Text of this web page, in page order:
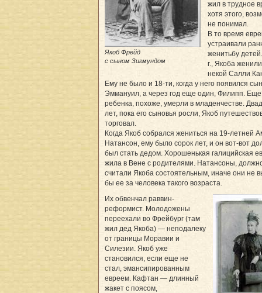
Якоб Фрейд
с сыном Зигмундом
жил в трудное
хотя этого,
не понимал.
В то время
устраивали
женитьбу
г., Якоба
некой Салли
Ему не было и 18-ти, когда у него появился
Эммануил, а через год еще один, Филипп. Еще
ребенка, похоже, умерли в младенчестве.
лет, пока его сыновья росли, Якоб
торговал.
Когда Якоб собрался жениться на 19-летней
Натансон, ему было сорок лет, и он вот-вот
был стать дедом. Хорошенькая галицийская
жила в Вене с родителями. Натансоны,
считали Якоба состоятельным, иначе они не
бы ее за человека такого возраста.
Их обвенчал раввин-
реформист. Молодожены
переехали во Фрейбург (там
жил дед Якоба) — неподалеку
от границы Моравии и
Силезии. Якоб уже
становился, если еще не
стал, эмансипированным
евреем. Кафтан — длинный
жакет с поясом,